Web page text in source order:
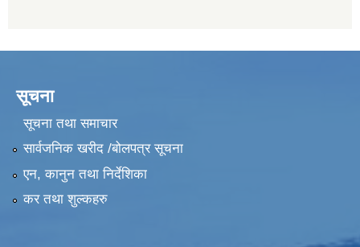
सूचना
सूचना तथा समाचार
सार्वजनिक खरीद /बोलपत्र सूचना
एन, कानुन तथा निर्देशिका
कर तथा शुल्कहरु